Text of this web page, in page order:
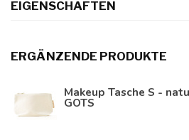
EIGENSCHAFTEN
ERGÄNZENDE PRODUKTE
Makeup Tasche S -
GOTS